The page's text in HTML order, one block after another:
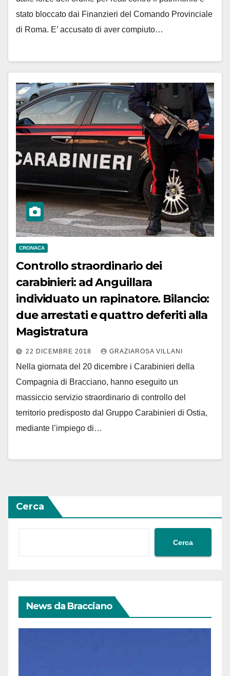
stato bloccato dai Finanzieri del Comando Provinciale
di Roma. E’ accusato di aver compiuto…
CRONACA
Controllo straordinario dei
carabinieri: ad Anguillara
individuato un rapinatore. Bilancio:
due arrestati e quattro deferiti alla
Magistratura
22 DICEMBRE 2018 GRAZIAROSA VILLANI
Nella giornata del 20 dicembre i Carabinieri della
Compagnia di Bracciano, hanno eseguito un
massiccio servizio straordinario di controllo del
territorio predisposto dal Gruppo Carabinieri di Ostia,
mediante l’impiego di…
Cerca
Cerca
News da Bracciano